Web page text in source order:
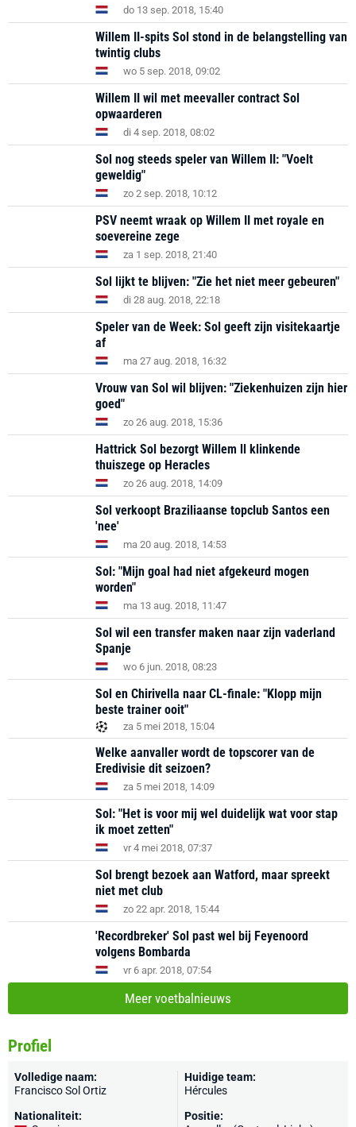
do 13 sep. 2018, 15:40
Willem II-spits Sol stond in de belangstelling van
twintig clubs
wo 5 sep. 2018, 09:02
Willem II wil met meevaller contract Sol
opwaarderen
di 4 sep. 2018, 08:02
Sol nog steeds speler van Willem II: "Voelt
geweldig"
zo 2 sep. 2018, 10:12
PSV neemt wraak op Willem II met royale en
soevereine zege
za 1 sep. 2018, 21:40
Sol lijkt te blijven: "Zie het niet meer gebeuren"
di 28 aug. 2018, 22:18
Speler van de Week: Sol geeft zijn visitekaartje
af
ma 27 aug. 2018, 16:32
Vrouw van Sol wil blijven: "Ziekenhuizen zijn hier
goed"
zo 26 aug. 2018, 15:36
Hattrick Sol bezorgt Willem ll klinkende
thuiszege op Heracles
zo 26 aug. 2018, 14:09
Sol verkoopt Braziliaanse topclub Santos een
'nee'
ma 20 aug. 2018, 14:53
Sol: "Mijn goal had niet afgekeurd mogen
worden"
ma 13 aug. 2018, 11:47
Sol wil een transfer maken naar zijn vaderland
Spanje
wo 6 jun. 2018, 08:23
Sol en Chirivella naar CL-finale: "Klopp mijn
beste trainer ooit"
za 5 mei 2018, 15:04
Welke aanvaller wordt de topscorer van de
Eredivisie dit seizoen?
za 5 mei 2018, 14:09
Sol: "Het is voor mij wel duidelijk wat voor stap
ik moet zetten"
vr 4 mei 2018, 07:37
Sol brengt bezoek aan Watford, maar spreekt
niet met club
zo 22 apr. 2018, 15:44
'Recordbreker' Sol past wel bij Feyenoord
volgens Bombarda
vr 6 apr. 2018, 07:54
Meer voetbalnieuws
Profiel
Volledige naam:
Francisco Sol Ortiz
Nationaliteit:
Huidige team:
Hércules
Positie: